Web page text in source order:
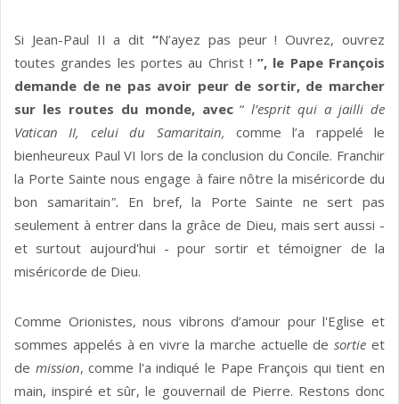
Si Jean-Paul II a dit “N’ayez pas peur ! Ouvrez, ouvrez
toutes grandes les portes au Christ !”, le Pape François
demande de ne pas avoir peur de sortir, de marcher
sur les routes du monde, avec“ l’esprit qui a jailli de
Vatican II, celui du Samaritain, comme l’a rappelé le
bienheureux Paul VI lors de la conclusion du Concile. Franchir
la Porte Sainte nous engage à faire nôtre la miséricorde du
bon samaritain". En bref, la Porte Sainte ne sert pas
seulement à entrer dans la grâce de Dieu, mais sert aussi -
et surtout aujourd'hui - pour sortir et témoigner de la
miséricorde de Dieu.
Comme Orionistes, nous vibrons d’amour pour l'Eglise et
sommes appelés à en vivre la marche actuelle desortieet
de mission, comme l'a indiqué le Pape François qui tient en
main, inspiré et sûr, le gouvernail de Pierre. Restons donc